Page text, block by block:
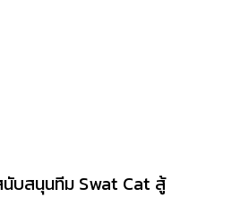
บสนุนทีม Swat Cat สู้